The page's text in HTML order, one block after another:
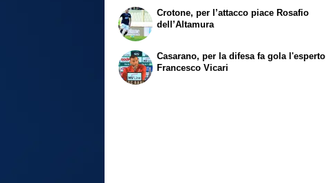
Crotone, per l’attacco piace Rosafio
dell’Altamura
Casarano, per la difesa fa gola l'esperto
Francesco Vicari